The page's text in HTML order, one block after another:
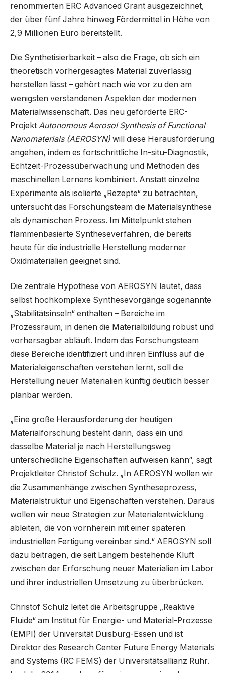
renommierten ERC Advanced Grant ausgezeichnet,
der über fünf Jahre hinweg Fördermittel in Höhe von
2,9 Millionen Euro bereitstellt.
Die Synthetisierbarkeit – also die Frage, ob sich ein
theoretisch vorhergesagtes Material zuverlässig
herstellen lässt – gehört nach wie vor zu den am
wenigsten verstandenen Aspekten der modernen
Materialwissenschaft. Das neu geförderte ERC-
Projekt Autonomous Aerosol Synthesis of Functional
Nanomaterials (AEROSYN) will diese Herausforderung
angehen, indem es fortschrittliche In-situ-Diagnostik,
Echtzeit-Prozessüberwachung und Methoden des
maschinellen Lernens kombiniert. Anstatt einzelne
Experimente als isolierte „Rezepte“ zu betrachten,
untersucht das Forschungsteam die Materialsynthese
als dynamischen Prozess. Im Mittelpunkt stehen
flammenbasierte Syntheseverfahren, die bereits
heute für die industrielle Herstellung moderner
Oxidmaterialien geeignet sind.
Die zentrale Hypothese von AEROSYN lautet, dass
selbst hochkomplexe Synthesevorgänge sogenannte
„Stabilitätsinseln“ enthalten – Bereiche im
Prozessraum, in denen die Materialbildung robust und
vorhersagbar abläuft. Indem das Forschungsteam
diese Bereiche identifiziert und ihren Einfluss auf die
Materialeigenschaften verstehen lernt, soll die
Herstellung neuer Materialien künftig deutlich besser
planbar werden.
„Eine große Herausforderung der heutigen
Materialforschung besteht darin, dass ein und
dasselbe Material je nach Herstellungsweg
unterschiedliche Eigenschaften aufweisen kann“, sagt
Projektleiter Christof Schulz. „In AEROSYN wollen wir
die Zusammenhänge zwischen Syntheseprozess,
Materialstruktur und Eigenschaften verstehen. Daraus
wollen wir neue Strategien zur Materialentwicklung
ableiten, die von vornherein mit einer späteren
industriellen Fertigung vereinbar sind.“ AEROSYN soll
dazu beitragen, die seit Langem bestehende Kluft
zwischen der Erforschung neuer Materialien im Labor
und ihrer industriellen Umsetzung zu überbrücken.
Christof Schulz leitet die Arbeitsgruppe „Reaktive
Fluide“ am Institut für Energie- und Material-Prozesse
(EMPI) der Universität Duisburg-Essen und ist
Direktor des Research Center Future Energy Materials
and Systems (RC FEMS) der Universitätsallianz Ruhr.